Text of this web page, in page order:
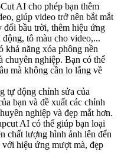
AI cho phép bạn thêm
giúp video trở nên bắt mắt
đổi bầu trời, thêm hiệu ứng
tô màu cho video,...
khả năng xóa phông nền
chuyên nghiệp. Bạn có thể
mà không cần lo lắng về
tự động chỉnh sửa của
bạn và đề xuất các chỉnh
nghiệp và đẹp mắt hơn.
AI có thể giúp bạn loại
chất lượng hình ảnh lên đến
hiệu ứng mượt mà, đẹp